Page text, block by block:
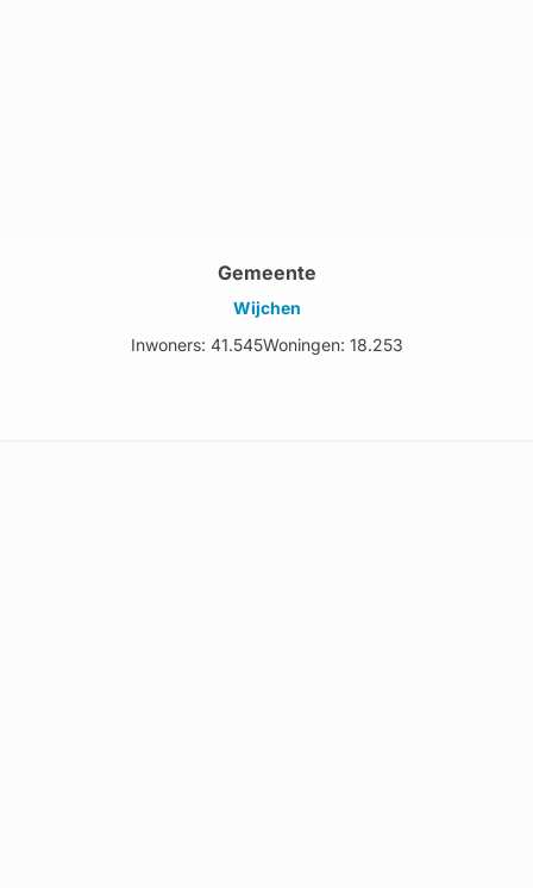
Gemeente
Wijchen
Inwoners: 41.545Woningen: 18.253